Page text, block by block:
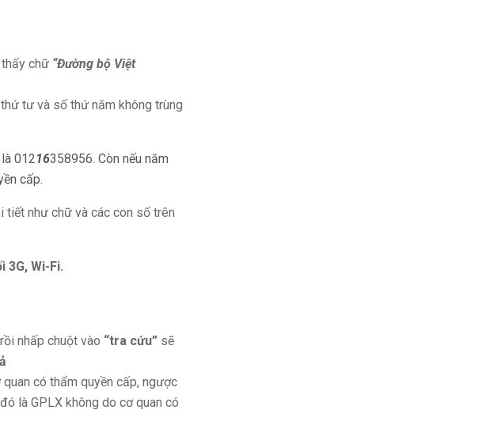
chữ “Đường bộ Việt
tư và số thứ năm không trùng
01216358956. Còn nếu năm
cấp.
tiết như chữ và các con số trên
Wi-Fi.
rồi nhấp chuột vào “tra cứu” sẽ
có thẩm quyền cấp, ngược
là GPLX không do cơ quan có